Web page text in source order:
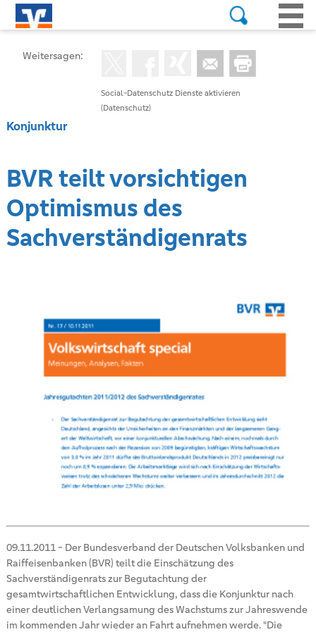
Social-Datenschutz Dienste aktivieren
(Datenschutz)
Weitersagen:
Konjunktur
BVR teilt vorsichtigen
Optimismus des
Sachverständigenrats
09.11.2011- Der Bundesverband der Deutschen Volksbanken und
Raiffeisenbanken (BVR) teilt die Einschätzung des
Sachverständigenrats zur Begutachtung der
gesamtwirtschaftlichen Entwicklung, dass die Konjunktur nach
einer deutlichen Verlangsamung des Wachstums zur Jahreswende
im kommenden Jahr wieder an Fahrt aufnehmen werde. "Die